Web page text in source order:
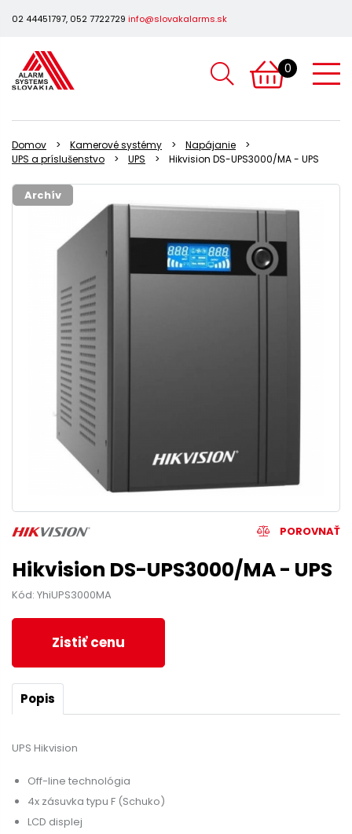
02 44451797, 052 7722729 info@slovakalarms.sk
0
Domov Kamerové systémy
Napájanie
UPS a príslušenstvo
UPS Hikvision DS-UPS3000/MA - UPS
Archív
POROVNAŤ
Hikvision DS-UPS3000/MA - UPS
Kód: YhiUPS3000MA
Zistiť cenu
Popis
UPS Hikvision
Off-line technológia
4x zásuvka typu F (Schuko)
LCD displej